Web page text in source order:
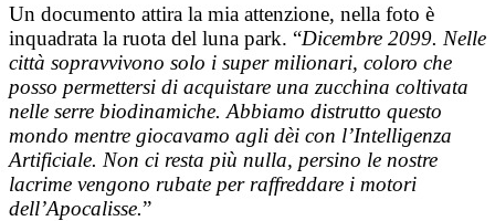
Un documento attira la mia attenzione, nella foto è
inquadrata la ruota del luna park. “Dicembre 2099. Nelle
città sopravvivono solo i super milionari, coloro che
posso permettersi di acquistare una zucchina coltivata
nelle serre biodinamiche. Abbiamo distrutto questo
mondo mentre giocavamo agli dèi con l’Intelligenza
Artificiale. Non ci resta più nulla, persino le nostre
lacrime vengono rubate per raffreddare i motori
dell’Apocalisse.”